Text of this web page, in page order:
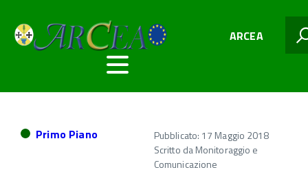
ARCEA
Primo Piano
Pubblicato: 17 Maggio 2018
Scritto daMonitoraggio e
Comunicazione